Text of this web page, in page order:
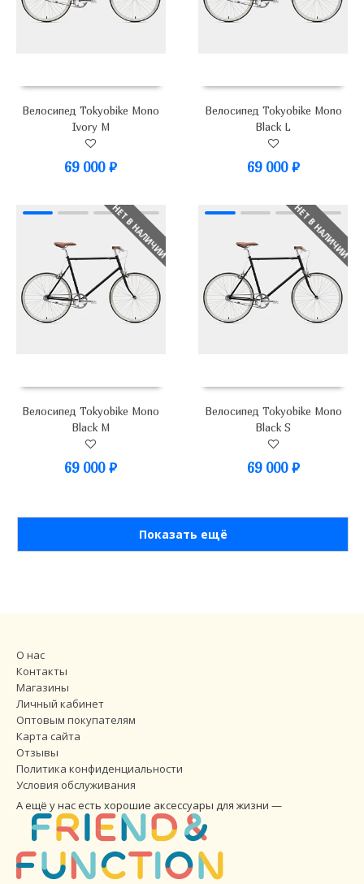
Велосипед Tokyobike Mono
Ivory M
69 000₽
Велосипед Tokyobike Mono
Black L
69 000 ₽
НЕТ В НАЛИЧИИ
Велосипед Tokyobike Mono
Black M
69 000₽
НЕТ В НАЛИЧИИ
Велосипед Tokyobike Mono
Black S
69 000 ₽
Показать ещё
О нас
Контакты
Магазины
Личный кабинет
Оптовым покупателям
Карта сайта
Отзывы
Политика конфиденциальности
Условия обслуживания
А ещё у нас есть хорошие аксессуары для жизни —